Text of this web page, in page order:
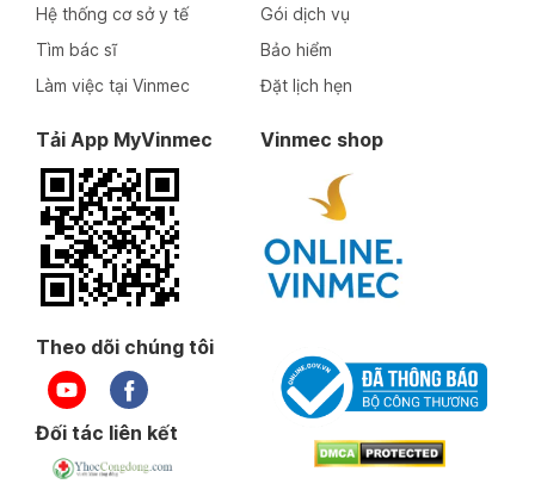
Hệ thống cơ sở y tế
Tìm bác sĩ
Làm việc tại Vinmec
Gói dịch vụ
Bảo hiểm
Đặt lịch hẹn
Tải App MyVinmec Vinmec shop
Theo dõi chúng tôi
Đối tác liên kết